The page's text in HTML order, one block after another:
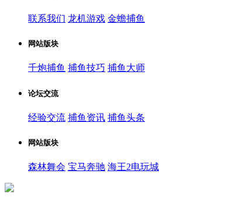
联系我们 龙机游戏 金蟾捕鱼
网站版块
千炮捕鱼 捕鱼技巧 捕鱼大师
论坛交流
经验交流 捕鱼资讯 捕鱼头条
网站版块
森林舞会 宝马奔驰 海王2电玩城